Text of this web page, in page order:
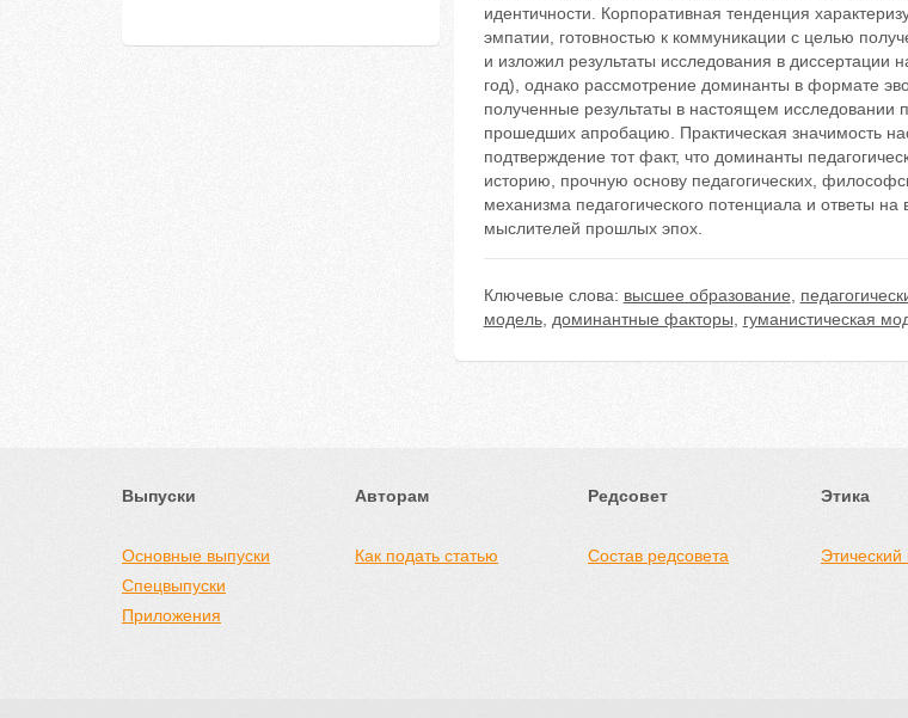
идентичности. Корпоративная тенденция
эмпатии, готовностью к коммуникации с целью
и изложил результаты исследования в диссертации
год), однако рассмотрение доминанты в формате
полученные результаты в настоящем
прошедших апробацию. Практическая значимость
подтверждение тот факт, что доминанты
историю, прочную основу педагогических,
механизма педагогического потенциала и ответы
мыслителей прошлых эпох.
Ключевые слова: высшее образование
модель, доминантные факторы гуманистическая
Выпуски
Основные выпуски
Спецвыпуски
Приложения
Авторам
Как подать статью
Редсовет
Состав редсовета
Этика
Этический